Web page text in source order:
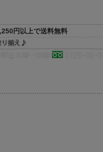
円以上で送料無料